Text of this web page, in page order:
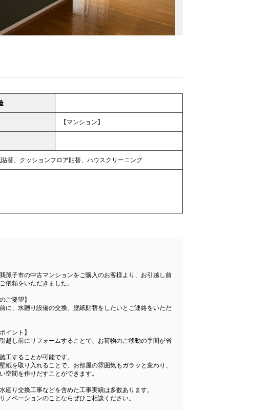
【マンション】
替、クッションフロア貼替、ハウスクリーニング
孫子市の中古マンションをご購入のお客様より、お引越し前
依頼をいただきました。
ご要望】
に、水廻り設備の交換、壁紙貼替をしたいとご連絡をいただ
イント】
越し前にリフォームすることで、お荷物のご移動の手間が省
工することが可能です。
紙を取り入れることで、お部屋の雰囲気もガラッと変わり、
空間を作りだすことができます。
廻り交換工事などを含めた工事実績は多数あります。
ノベーションのことならぜひご相談ください。